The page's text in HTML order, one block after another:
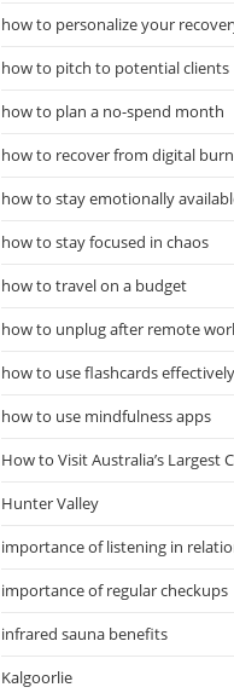
how to personalize your
how to pitch to potential clients
how to plan a no-spend month
how to recover from digital
how to stay emotionally
how to stay focused in chaos
how to travel on a budget
how to unplug after remote
how to use flashcards effectively
how to use mindfulness apps
How to Visit Australia’s Largest
Hunter Valley
importance of listening in
importance of regular checkups
infrared sauna benefits
Kalgoorlie